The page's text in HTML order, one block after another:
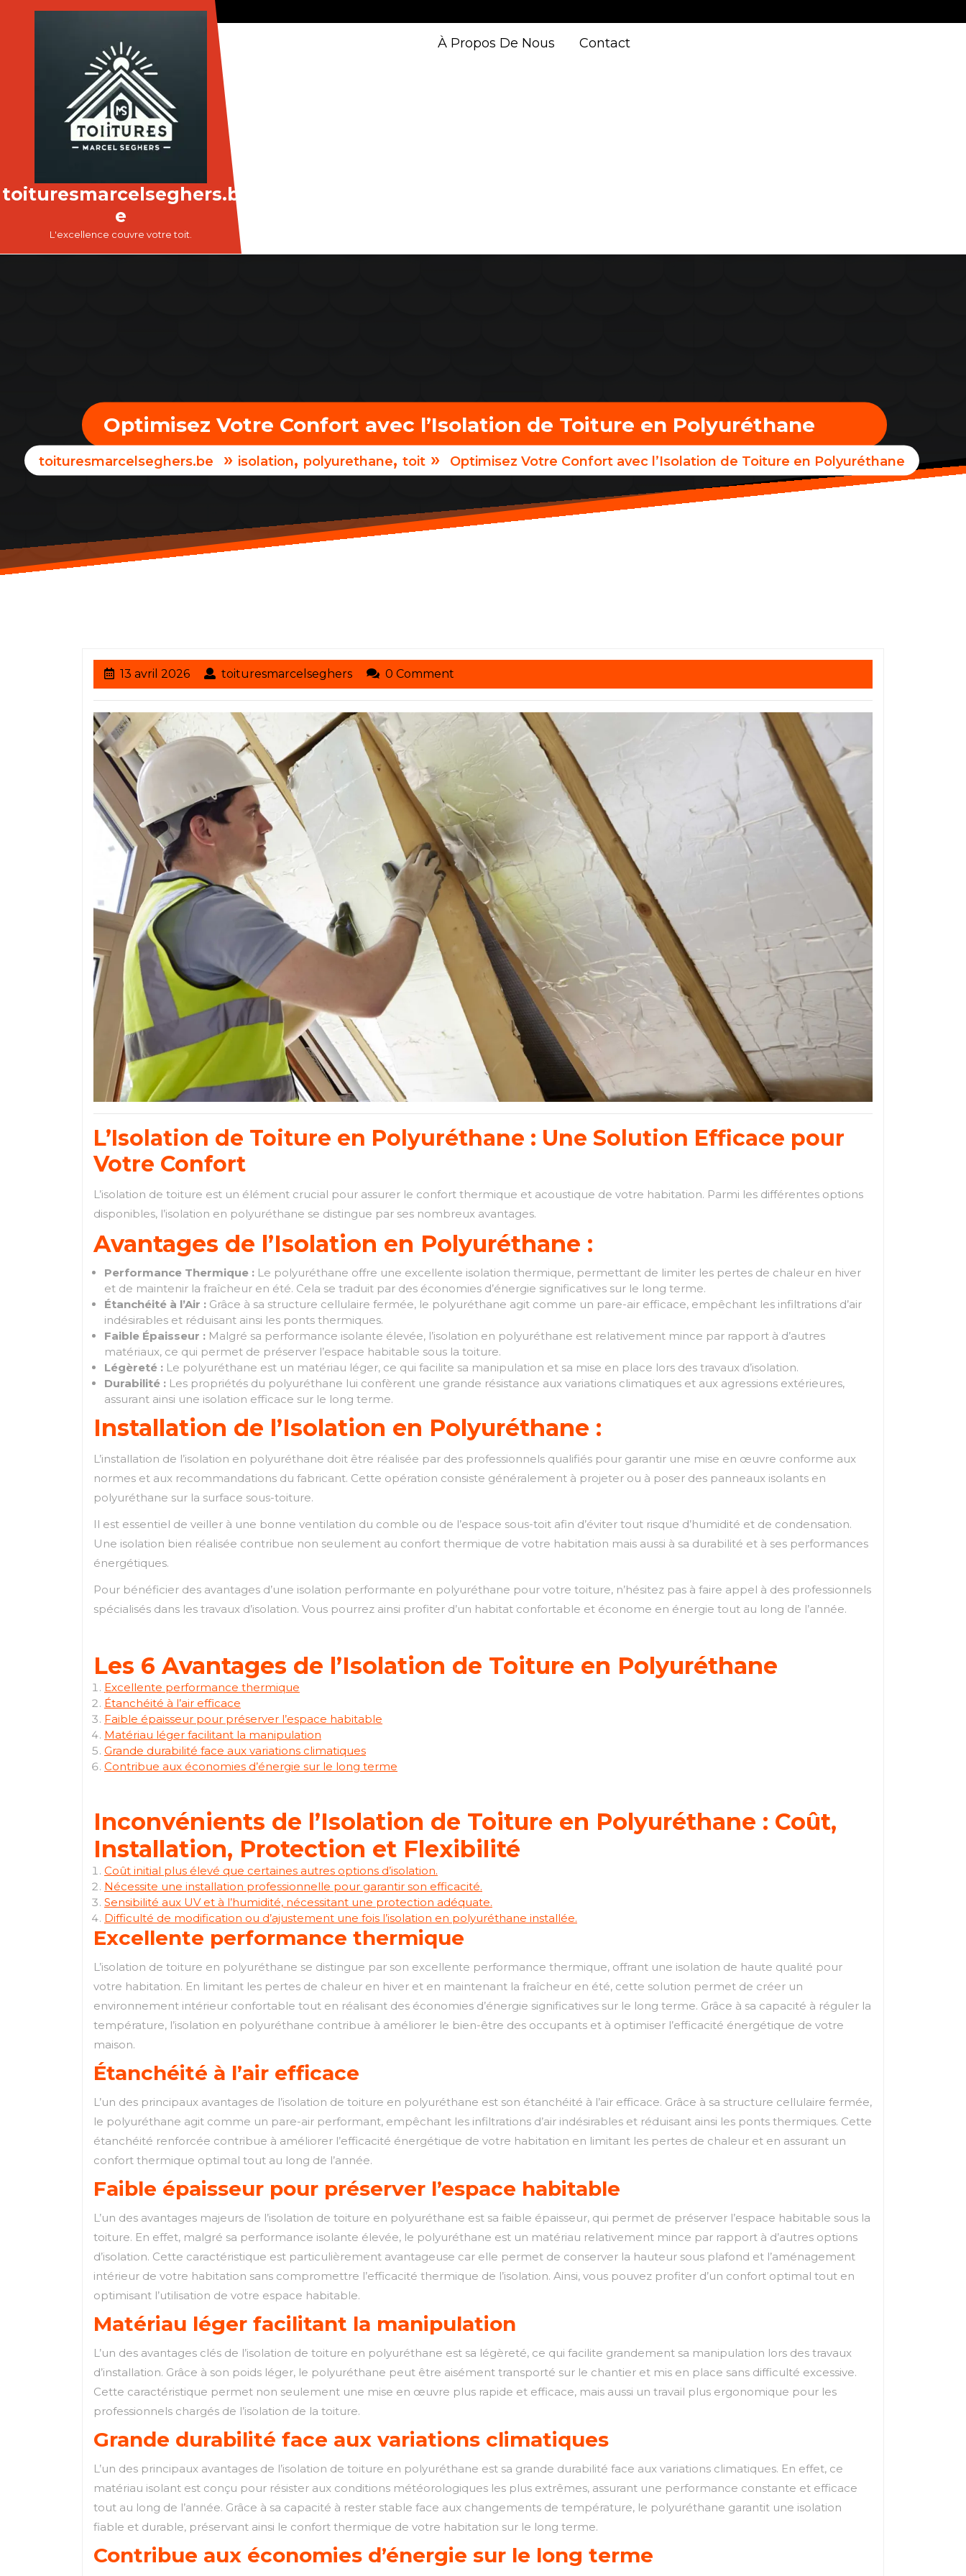
toituresmarcelseghers.b
e
L'excellence couvre votre toit.
À Propos De Nous Contact
Optimisez Votre Confort avec l’Isolation de Toiture en Polyuréthane
toituresmarcelseghers.be » isolation, polyurethane, toit » Optimisez Votre Confort avec l’Isolation de Toiture en Polyuréthane
13 avril 202613
avril
toituresmarcelsegherstoituresmarcelseghers
0 Comment
L’Isolation de Toiture en Polyuréthane : Une Solution Efficace pour
Votre Confort
L’isolation de toiture est un élément crucial pour assurer le confort thermique et acoustique de votre habitation. Parmi les différentes options
disponibles, l’isolation en polyuréthane se distingue par ses nombreux avantages.
Avantages de l’Isolation en Polyuréthane :
Performance Thermique : Le polyuréthane offre une excellente isolation thermique, permettant de limiter les pertes de chaleur en hiver
et de maintenir la fraîcheur en été. Cela se traduit par des économies d’énergie significatives sur le long terme.
Étanchéité à l’Air : Grâce à sa structure cellulaire fermée, le polyuréthane agit comme un pare-air efficace, empêchant les infiltrations d’air
indésirables et réduisant ainsi les ponts thermiques.
Faible Épaisseur : Malgré sa performance isolante élevée, l’isolation en polyuréthane est relativement mince par rapport à d’autres
matériaux, ce qui permet de préserver l’espace habitable sous la toiture.
Légèreté : Le polyuréthane est un matériau léger, ce qui facilite sa manipulation et sa mise en place lors des travaux d’isolation.
Durabilité : Les propriétés du polyuréthane lui confèrent une grande résistance aux variations climatiques et aux agressions extérieures,
assurant ainsi une isolation efficace sur le long terme.
Installation de l’Isolation en Polyuréthane :
L’installation de l’isolation en polyuréthane doit être réalisée par des professionnels qualifiés pour garantir une mise en œuvre conforme aux
normes et aux recommandations du fabricant. Cette opération consiste généralement à projeter ou à poser des panneaux isolants en
polyuréthane sur la surface sous-toiture.
Il est essentiel de veiller à une bonne ventilation du comble ou de l’espace sous-toit afin d’éviter tout risque d’humidité et de condensation.
Une isolation bien réalisée contribue non seulement au confort thermique de votre habitation mais aussi à sa durabilité et à ses performances
énergétiques.
Pour bénéficier des avantages d’une isolation performante en polyuréthane pour votre toiture, n’hésitez pas à faire appel à des professionnels
spécialisés dans les travaux d’isolation. Vous pourrez ainsi profiter d’un habitat confortable et économe en énergie tout au long de l’année.
Les 6 Avantages de l’Isolation de Toiture en Polyuréthane
Excellente performance thermique
Étanchéité à l’air efficace
Faible épaisseur pour préserver l’espace habitable
Matériau léger facilitant la manipulation
Grande durabilité face aux variations climatiques
Contribue aux économies d’énergie sur le long terme
Inconvénients de l’Isolation de Toiture en Polyuréthane : Coût,
Installation, Protection et Flexibilité
Coût initial plus élevé que certaines autres options d’isolation.
Nécessite une installation professionnelle pour garantir son efficacité.
Sensibilité aux UV et à l’humidité, nécessitant une protection adéquate.
Difficulté de modification ou d’ajustement une fois l’isolation en polyuréthane installée.
Excellente performance thermique
L’isolation de toiture en polyuréthane se distingue par son excellente performance thermique, offrant une isolation de haute qualité pour
votre habitation. En limitant les pertes de chaleur en hiver et en maintenant la fraîcheur en été, cette solution permet de créer un
environnement intérieur confortable tout en réalisant des économies d’énergie significatives sur le long terme. Grâce à sa capacité à réguler la
température, l’isolation en polyuréthane contribue à améliorer le bien-être des occupants et à optimiser l’efficacité énergétique de votre
maison.
Étanchéité à l’air efficace
L’un des principaux avantages de l’isolation de toiture en polyuréthane est son étanchéité à l’air efficace. Grâce à sa structure cellulaire fermée,
le polyuréthane agit comme un pare-air performant, empêchant les infiltrations d’air indésirables et réduisant ainsi les ponts thermiques. Cette
étanchéité renforcée contribue à améliorer l’efficacité énergétique de votre habitation en limitant les pertes de chaleur et en assurant un
confort thermique optimal tout au long de l’année.
Faible épaisseur pour préserver l’espace habitable
L’un des avantages majeurs de l’isolation de toiture en polyuréthane est sa faible épaisseur, qui permet de préserver l’espace habitable sous la
toiture. En effet, malgré sa performance isolante élevée, le polyuréthane est un matériau relativement mince par rapport à d’autres options
d’isolation. Cette caractéristique est particulièrement avantageuse car elle permet de conserver la hauteur sous plafond et l’aménagement
intérieur de votre habitation sans compromettre l’efficacité thermique de l’isolation. Ainsi, vous pouvez profiter d’un confort optimal tout en
optimisant l’utilisation de votre espace habitable.
Matériau léger facilitant la manipulation
L’un des avantages clés de l’isolation de toiture en polyuréthane est sa légèreté, ce qui facilite grandement sa manipulation lors des travaux
d’installation. Grâce à son poids léger, le polyuréthane peut être aisément transporté sur le chantier et mis en place sans difficulté excessive.
Cette caractéristique permet non seulement une mise en œuvre plus rapide et efficace, mais aussi un travail plus ergonomique pour les
professionnels chargés de l’isolation de la toiture.
Grande durabilité face aux variations climatiques
L’un des principaux avantages de l’isolation de toiture en polyuréthane est sa grande durabilité face aux variations climatiques. En effet, ce
matériau isolant est conçu pour résister aux conditions météorologiques les plus extrêmes, assurant une performance constante et efficace
tout au long de l’année. Grâce à sa capacité à rester stable face aux changements de température, le polyuréthane garantit une isolation
fiable et durable, préservant ainsi le confort thermique de votre habitation sur le long terme.
Contribue aux économies d’énergie sur le long terme